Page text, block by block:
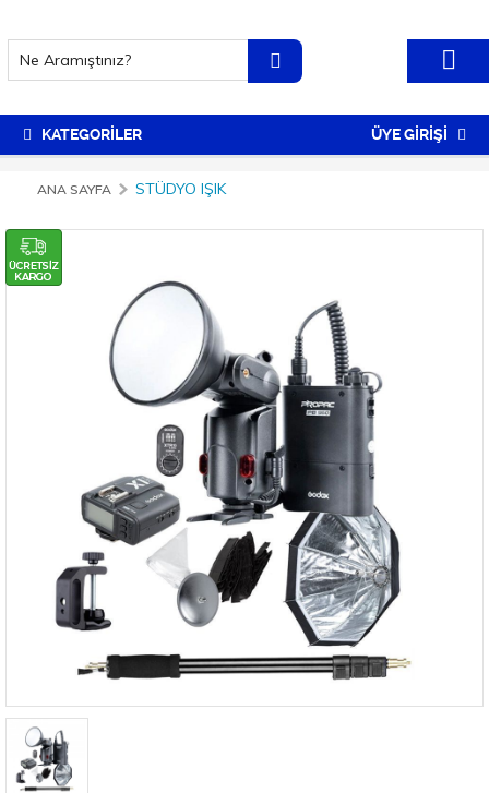
KATEGORİLER ÜYE GİRİŞİ
ANA SAYFA STÜDYO IŞIK